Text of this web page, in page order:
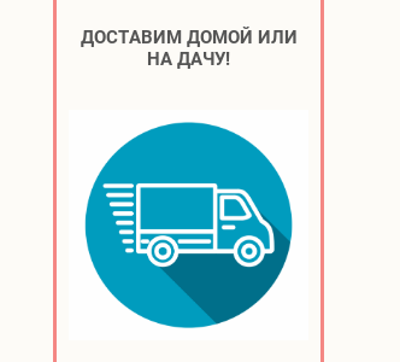
ДОСТАВИМ ДОМОЙ ИЛИ
НА ДАЧУ!